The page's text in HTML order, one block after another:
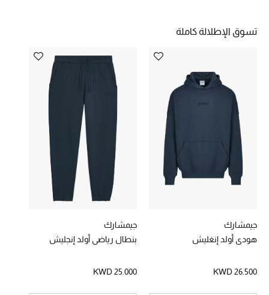
عرض جميع المنتجات
خصومات
ما وصلنا حديثاً
الموسم الجديد
ركن أناقة المنتجعات
جميع إصدارتنا النسائية
تشكيلة المناسبات للنساء
تسوق الإطلالة كاملة
جيمشارك
هودي أولد إنغليش
KWD 26.500
جيمشارك
بنطال رياضي أولد إنجليش
KWD 25.000